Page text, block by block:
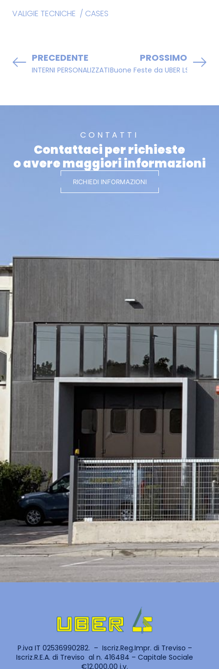
VALIGIE TECNICHE / CASES
PRECEDENTE
INTERNI PERSONALIZZATI PER VALIGIE PROFESSIONALI
PROSSIMO
Buone Feste da UBER LS srl
CONTATTI
Contattaci per richieste
o avere maggiori informazioni
RICHIEDI INFORMAZIONI
P.iva IT 02536990282. – Iscriz.Reg.Impr. di Treviso –
Iscriz.R.E.A. di Treviso al n. 416484 – Capitale Sociale
€12.000,00 i.v.